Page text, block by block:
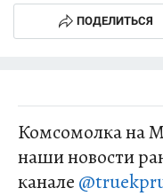
ПОДЕЛИТЬСЯ
Комсомолка на
наши новости
канале